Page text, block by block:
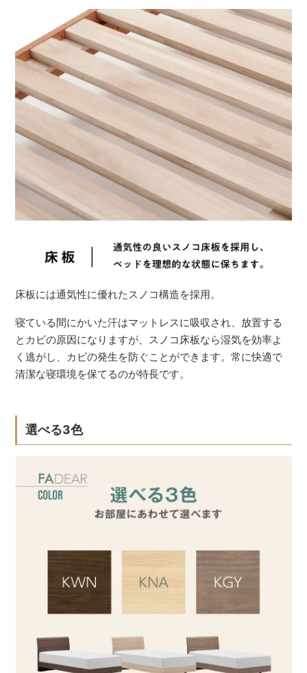
床板には通気性に優れたスノコ構造を採用。
寝ている間にかいた汗はマットレスに吸収され、放置する
とカビの原因になりますが、スノコ床板なら湿気を効率よ
く逃がし、カビの発生を防ぐことができます。常に快適で
清潔な寝環境を保てるのが特長です。
選べる3色